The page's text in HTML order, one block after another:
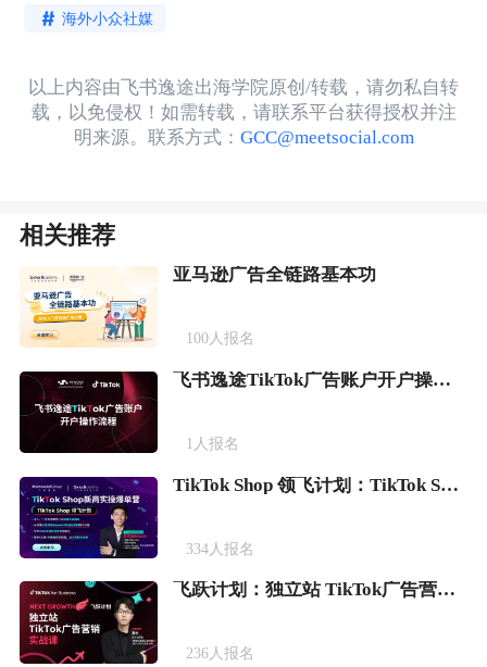
海外小众社媒
以上内容由飞书逸途出海学院原创/转载，请勿私自转
载，以免侵权！如需转载，请联系平台获得授权并注
明来源。联系方式： GCC@meetsocial.com
相关推荐
亚马逊广告全链路基本功
100人报名
飞书逸途TikTok广告账户开户操作流程
1 人报名
TikTok Shop 领飞计划：TikTok Shop新商实操爆单营
334人报名
飞跃计划：独立站 TikTok广告营销实战课
236人报名